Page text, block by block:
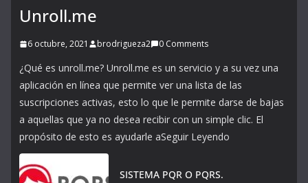
Unroll.me
6 octubre, 2021 brodrigueza2 0 Comments
¿Qué es unroll.me? Unroll.me es un servicio y a su vez una
aplicación en línea que permite ver una lista de las
suscripciones activas, esto lo que le permite darse de bajas
a aquellas que ya no desea recibir con un simple clic. El
propósito de esto es ayudarle aSeguir Leyendo
SISTEMA PQR O PQRS.